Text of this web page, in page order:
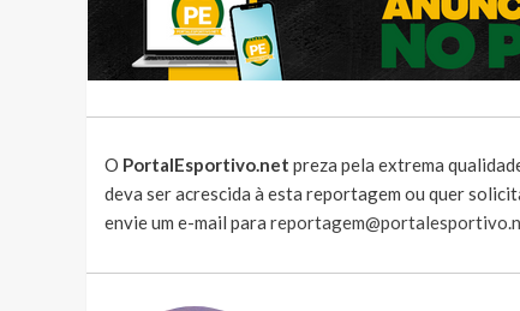
O PortalEsportivo.net preza pela extrema
deva ser acrescida à esta reportagem ou quer
envie um e-mail para